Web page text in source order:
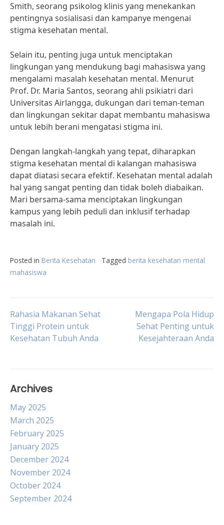
Smith, seorang psikolog klinis yang menekankan
pentingnya sosialisasi dan kampanye mengenai
stigma kesehatan mental.
Selain itu, penting juga untuk menciptakan
lingkungan yang mendukung bagi mahasiswa yang
mengalami masalah kesehatan mental. Menurut
Prof. Dr. Maria Santos, seorang ahli psikiatri dari
Universitas Airlangga, dukungan dari teman-teman
dan lingkungan sekitar dapat membantu mahasiswa
untuk lebih berani mengatasi stigma ini.
Dengan langkah-langkah yang tepat, diharapkan
stigma kesehatan mental di kalangan mahasiswa
dapat diatasi secara efektif. Kesehatan mental adalah
hal yang sangat penting dan tidak boleh diabaikan.
Mari bersama-sama menciptakan lingkungan
kampus yang lebih peduli dan inklusif terhadap
masalah ini.
Posted in Berita Kesehatan Tagged berita kesehatan mental
mahasiswa
Post
navigation
Rahasia Makanan Sehat
Tinggi Protein untuk
Kesehatan Tubuh Anda
Mengapa Pola Hidup
Sehat Penting untuk
Kesejahteraan Anda
Archives
May 2025
March 2025
February 2025
January 2025
December 2024
November 2024
October 2024
September 2024